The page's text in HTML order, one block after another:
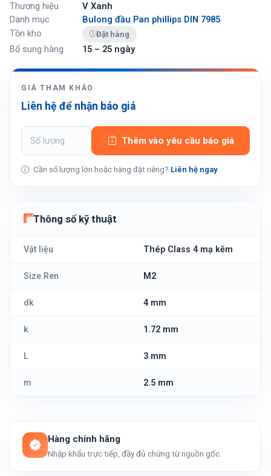
Thương hiệu
V Xanh
Danh mục
Bulong đầu Pan phillips DIN 7985
Tồn kho
Đặt hàng
Bổ sung hàng 15 – 25 ngày
GIÁ THAM KHẢO
Liên hệ để nhận báo giá
Thêm vào yêu cầu báo giá
Cần số lượng lớn hoặc hàng đặt riêng? Liên hệ ngay
Thông số kỹ thuật
Vật liệu Thép Class 4 mạ kẽm
Size Ren M2
dk 4 mm
k 1.72 mm
L 3 mm
m 2.5 mm
Hàng chính hãng
Nhập khẩu trực tiếp, đầy đủ chứng từ nguồn gốc.